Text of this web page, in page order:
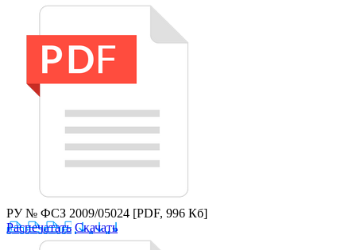
РУ № ФСЗ 2009/05024 [PDF, 996 Кб]
Распечатать Скачать